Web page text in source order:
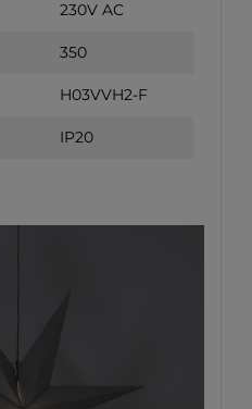
230V AC
350
H03VVH2-F
IP20